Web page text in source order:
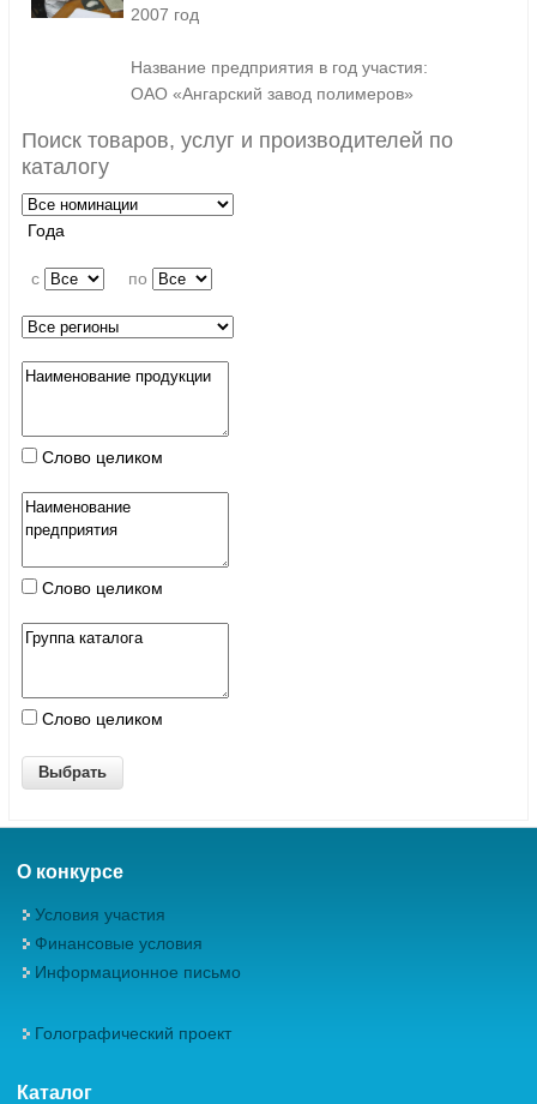
2007 год
Название предприятия в год участия:
ОАО «Ангарский завод полимеров»
Поиск товаров, услуг и производителей по
каталогу
Года
c по
Слово целиком
Слово целиком
Слово целиком
О конкурсе
Условия участия
Финансовые условия
Информационное письмо
Голографический проект
Каталог